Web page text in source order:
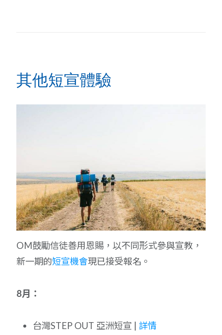
其他短宣體驗
OM鼓勵信徒善用恩賜，以不同形式參與宣教，
新一期的短宣機會現已接受報名。
8月：
台灣STEP OUT 亞洲短宣 | 詳情